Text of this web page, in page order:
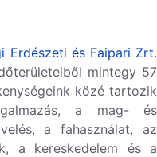
Erdészeti és Faipari Zrt.
mintegy 57
közé tartozik
, a mag- és
a fahasználat, az
a kereskedelem és a